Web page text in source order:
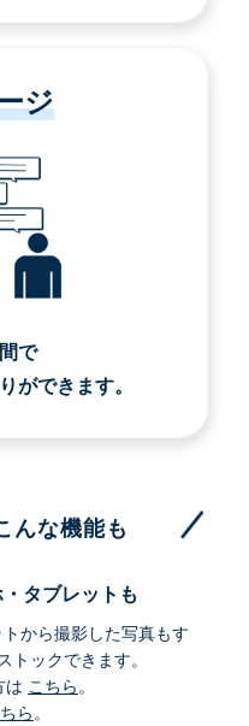
ジ
で
ができます。
んな機能も
タブレットも
から撮影した写真もす
トックできます。
は こちら。
ら。